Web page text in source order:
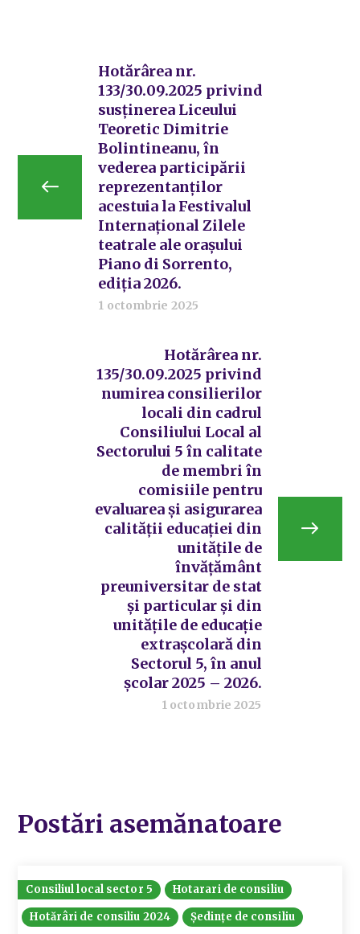
Hotărârea nr.
133/30.09.2025 privind
susținerea Liceului
Teoretic Dimitrie
Bolintineanu, în
vederea participării
reprezentanților
acestuia la Festivalul
Internațional Zilele
teatrale ale orașului
Piano di Sorrento,
ediția 2026.
1 octombrie 2025
Hotărârea nr.
135/30.09.2025 privind
numirea consilierilor
locali din cadrul
Consiliului Local al
Sectorului 5 în calitate
de membri în
comisiile pentru
evaluarea şi asigurarea
calităţii educaţiei din
unitățile de
învățământ
preuniversitar de stat
și particular și din
unitățile de educație
extrașcolară din
Sectorul 5, în anul
școlar 2025 – 2026.
1 octombrie 2025
Postări asemănatoare
Consiliul local sector 5
Hotarari de consiliu
Hotărâri de consiliu 2024
Ședințe de consiliu